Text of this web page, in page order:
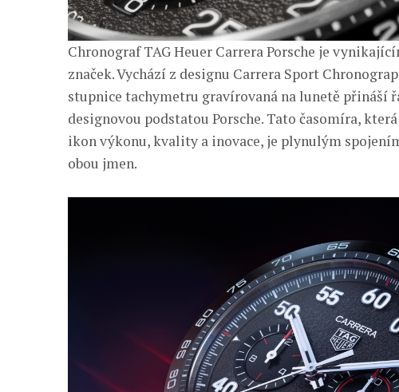
Chronograf TAG Heuer Carrera Porsche je
značek. Vychází z designu Carrera Sport
stupnice tachymetru gravírovaná na lunetě přináší
designovou podstatou Porsche. Tato časomíra,
ikon výkonu, kvality a inovace, je plynulým
obou jmen.